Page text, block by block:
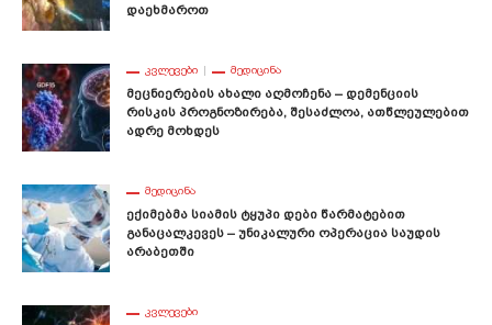
Დაეხმაროთ
ᲙᲕᲚᲔᲕᲔᲑᲘ ᲛᲔᲓᲘᲪᲘᲜᲐ
Მეცნიერების Ახალი Აღმოჩენა – Დემენციის
Რისკის Პროგნოზირება, Შესაძლოა, Ათწლეულებით
Ადრე Მოხდეს
ᲛᲔᲓᲘᲪᲘᲜᲐ
Ექიმებმა Სიამის Ტყუპი Დები Წარმატებით
Განაცალკევეს – Უნიკალური Ოპერაცია Საუდის
Არაბეთში
ᲙᲕᲚᲔᲕᲔᲑᲘ